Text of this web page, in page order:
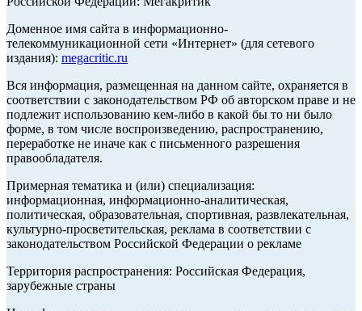
Доменное имя сайта в информационно-
телекоммуникационной сети «Интернет» (для сетевого
издания): megacritic.ru
Вся информация, размещенная на данном сайте, охраняется в
соответствии с законодательством РФ об авторском праве и не
подлежит использованию кем-либо в какой бы то ни было
форме, в том числе воспроизведению, распространению,
переработке не иначе как с письменного разрешения
правообладателя.
Примерная тематика и (или) специализация:
информационная, информационно-аналитическая,
политическая, образовательная, спортивная, развлекательная,
культурно-просветительская, реклама в соответствии с
законодательством Российской Федерации о рекламе
Территория распространения: Российская Федерация,
зарубежные страны